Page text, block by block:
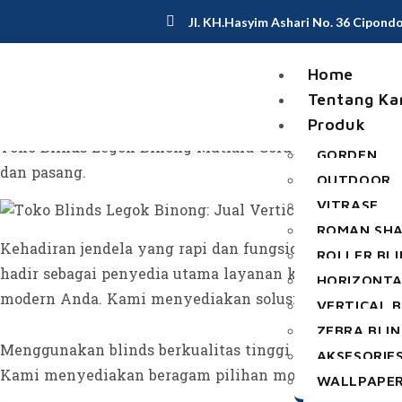
Jl. KH.Hasyim Ashari No. 36
Home
Tentang
Produk
GORDEN
OUTDOOR
VITRASE
ROMAN
ROLLER
VERTICAL
ZEBRA
AKSESORIES
WALLPAPER
Toko Blinds Legok Binong: Jual
Toko Blinds Legok Binong Mutiara Gordyn, Jual
dan pasang.
Kehadiran jendela yang rapi dan fungsional kini
hadir sebagai penyedia utama layanan kustomisasi
modern Anda. Kami menyediakan solusi tirai
Menggunakan blinds berkualitas tinggi sangat efektif
Kami menyediakan beragam pilihan model